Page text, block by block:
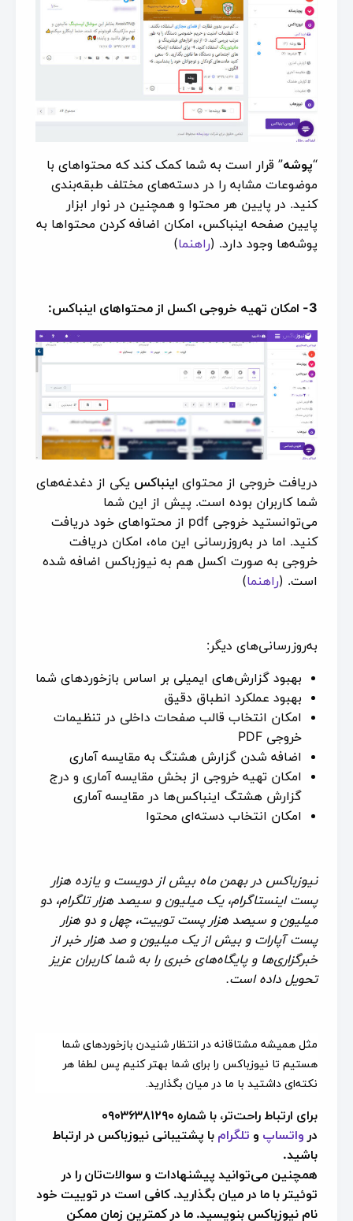
“پوشه” قرار است به شما کمک کند که محتواهای با
موضوعات مشابه را در دسته‌های مختلف طبقه‌بندی
کنید. در پایین هر محتوا و همچنین در نوار ابزار
پایین صفحه اینباکس، امکان اضافه کردن محتواها به
پوشه‌ها وجود دارد. (راهنما)
3- امکان تهیه خروجی اکسل از محتواهای اینباکس:
دریافت خروجی از محتوای اینباکس یکی از دغدغه‌های
شما کاربران بوده است. پیش از این شما
می‌توانستید خروجی pdf از محتواهای خود دریافت
کنید. اما در به‌روزرسانی این ماه، امکان دریافت
خروجی به صورت اکسل هم به نیوزباکس اضافه شده
است. (راهنما)
به‌روزرسانی‌های دیگر:
بهبود گزارش‌های ایمیلی بر اساس بازخوردهای شما
بهبود عملکرد انطباق دقیق
امکان انتخاب قالب صفحات داخلی در تنظیمات
خروجی PDF
اضافه شدن گزارش هشتگ به مقایسه آماری
امکان تهیه خروجی از بخش مقایسه آماری و درج
گزارش هشتگ اینباکس‌ها در مقایسه آماری
امکان انتخاب دسته‌ای محتوا
نیوزباکس در بهمن ماه بیش از دویست و یازده هزار
پست اینستاگرام، یک میلیون و سیصد هزار تلگرام، دو
میلیون و سیصد هزار پست توییت، چهل و دو هزار
پست آپارات و بیش از یک میلیون و صد هزار خبر از
خبرگزاری‌ها و پایگاه‌های خبری را به شما کاربران عزیز
تحویل داده است.
مثل همیشه مشتاقانه در انتظار شنیدن بازخوردهای شما
هستیم تا نیوزباکس را برای شما بهتر کنیم پس لطفا هر
نکته‌ای داشتید با ما در میان بگذارید.
برای ارتباط راحت‌تر، با شماره ۰۹۰۳۶۳۸۱۲۹۰
در واتساپ و تلگرام با پشتیبانی نیوزباکس در ارتباط
باشید.
همچنین می‌توانید پیشنهادات و سوالات‌تان را در
توئیتر با ما در میان بگذارید. کافی است در توییت خود
نام نیوزباکس بنویسید. ما در کمترین زمان ممکن